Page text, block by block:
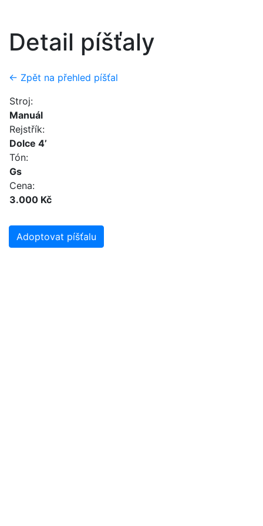
Detail píšťaly
← Zpět na přehled píšťal
Stroj:
Manuál
Rejstřík:
Dolce 4’
Tón:
Gs
Cena:
3.000 Kč
Adoptovat píšťalu